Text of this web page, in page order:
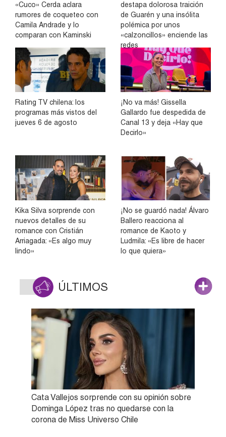
«Cuco» Cerda aclara
rumores de coqueteo con
Camila Andrade y lo
comparan con Kaminski
destapa dolorosa traición
de Guarén y una insólita
polémica por unos
«calzoncillos» enciende las
redes
Rating TV chilena: los
programas más vistos del
jueves 6 de agosto
¡No va más! Gissella
Gallardo fue despedida de
Canal 13 y deja «Hay que
Decirlo»
Kika Silva sorprende con
nuevos detalles de su
romance con Cristián
Arriagada: «Es algo muy
lindo»
¡No se guardó nada! Álvaro
Ballero reacciona al
romance de Kaoto y
Ludmila: «Es libre de hacer
lo que quiera»
ÚLTIMOS
Cata Vallejos sorprende con su opinión sobre
Dominga López tras no quedarse con la
corona de Miss Universo Chile